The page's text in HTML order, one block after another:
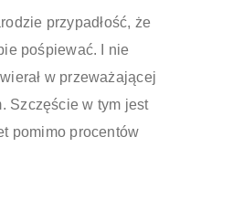
przypadłość, że
pośpiewać. I nie
w przeważającej
Szczęście w tym jest
pomimo procentów